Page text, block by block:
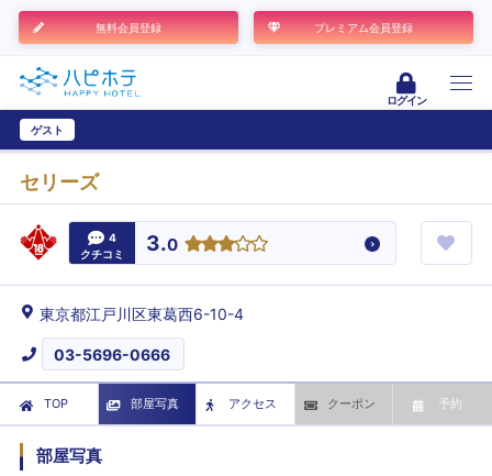
無料会員登録 プレミアム会員登録
ログイン
ゲスト
セリーズ
4
クチコミ
3.0
東京都江戸川区東葛西6-10-4
03-5696-0666
TOP 部屋写真 アクセス クーポン 予約
部屋写真